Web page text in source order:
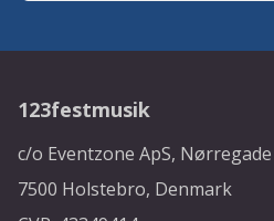
123festmusik
c/o Eventzone ApS,
7500 Holstebro, Denmark